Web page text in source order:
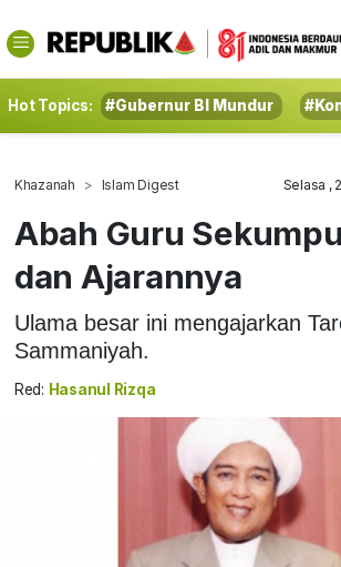
Hot Topics: #Gubernur BI Mundur
Khazanah Islam Digest Selasa ,
Abah Guru
dan Ajarannya
Ulama besar ini mengajarkan
Sammaniyah.
Red: Hasanul Rizqa